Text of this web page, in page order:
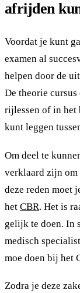
afrijden
Voordat je kunt
examen al
helpen door de
De theorie
rijlessen of in het
kunt leggen
Om deel te
verklaard zijn om
deze reden moet
het CBR. Het is
gelijk te doen. In
medisch
moe doen bij het
Zodra je deze